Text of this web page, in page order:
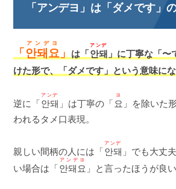
「アンデヨ」は「ダメです」
「안돼요
アンデヨ
」 は「안돼
アンデ
」に丁寧な「〜
けた形で、「ダメです」という意味にな
逆に「안돼
アンデ
」は丁寧の「 요
ヨ
」を除いた
われるタメ口表現。
親しい間柄の人には「안돼
アンデ
」でも大丈
い場合は「안돼요
アンデヨ
」と言ったほうが良い